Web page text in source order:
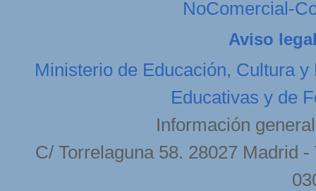
NoComercial-
Aviso
Ministerio de Educación, Cultura y
Educativas y de
Información
C/ Torrelaguna 58. 28027 Madrid